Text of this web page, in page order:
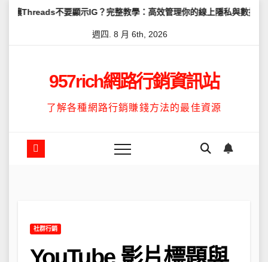
Skip顯示IG？完整教學：高效管理你的線上隱私與數據安全 怎麼讓
週四. 8 月 6th, 2026
957rich網路行銷資訊站
了解各種網路行銷賺錢方法的最佳資源
社群行銷